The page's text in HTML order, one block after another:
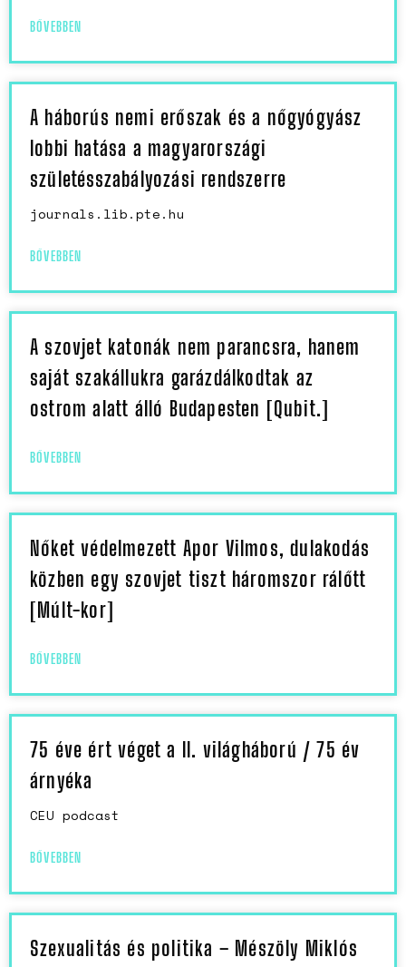
BŐVEBBEN
A háborús nemi erőszak és a nőgyógyász
lobbi hatása a magyarországi
születésszabályozási rendszerre
journals.lib.pte.hu
BŐVEBBEN
A szovjet katonák nem parancsra, hanem
saját szakállukra garázdálkodtak az
ostrom alatt álló Budapesten [Qubit.]
BŐVEBBEN
Nőket védelmezett Apor Vilmos, dulakodás
közben egy szovjet tiszt háromszor rálőtt
[Múlt-kor]
BŐVEBBEN
75 éve ért véget a II. világháború / 75 év
árnyéka
CEU podcast
BŐVEBBEN
Szexualitás és politika – Mészöly Miklós